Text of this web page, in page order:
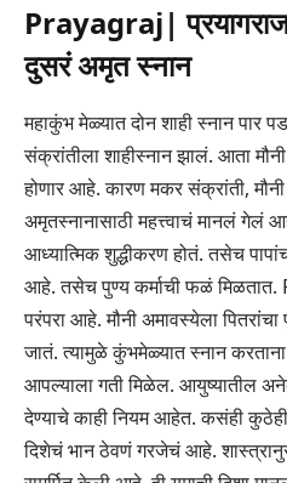
Prayagraj|
दुसरं अमृत स्नान
महाकुंभ मेळ्यात दोन शाही स्नान पार
संक्रांतीला शाहीस्नान झालं. आता
होणार आहे. कारण मकर संक्रांती,
अमृतस्नानासाठी महत्त्वाचं मानलं
आध्यात्मिक शुद्धीकरण होतं. तसेच
आहे. तसेच पुण्य कर्माची फळं
परंपरा आहे. मौनी अमावस्येला
जातं. त्यामुळे कुंभमेळ्यात स्नान करताना
आपल्याला गती मिळेल. आयुष्यातील
देण्याचे काही नियम आहेत. कसंही
दिशेचं भान ठेवणं गरजेचं आहे.